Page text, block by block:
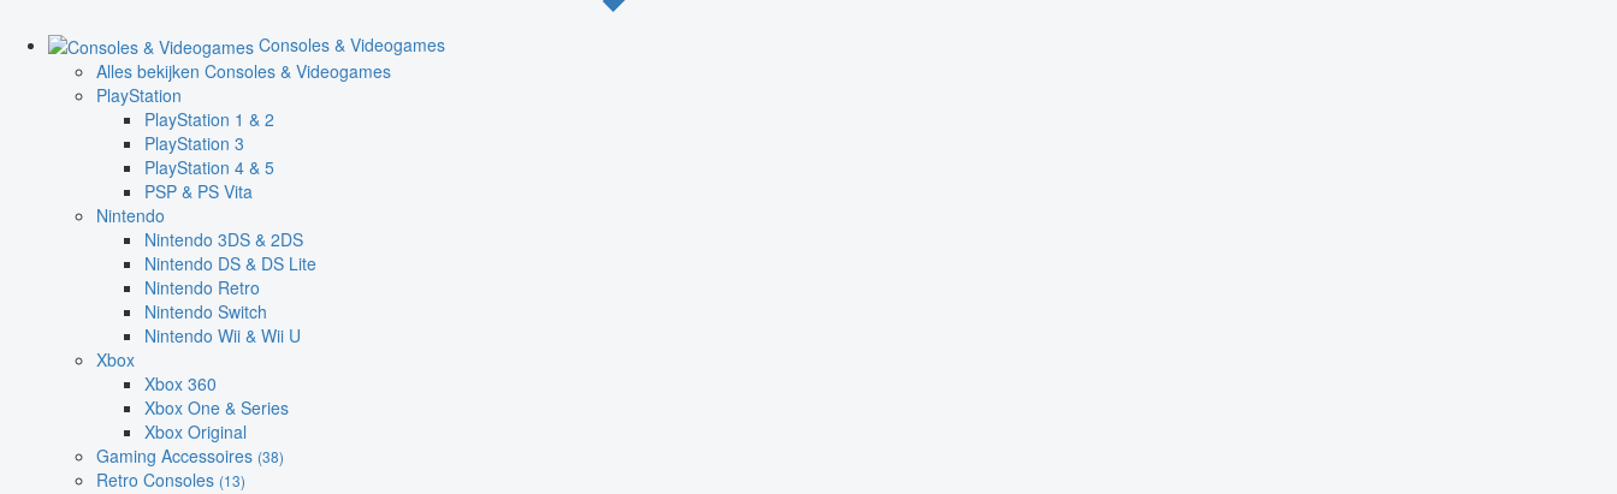
Consoles & Videogames
Alles bekijken Consoles & Videogames
PlayStation
PlayStation 1 & 2
PlayStation 3
PlayStation 4 & 5
PSP & PS Vita
Nintendo
Nintendo 3DS & 2DS
Nintendo DS & DS Lite
Nintendo Retro
Nintendo Switch
Nintendo Wii & Wii U
Xbox
Xbox 360
Xbox One & Series
Xbox Original
Gaming Accessoires (38)
Retro Consoles (13)